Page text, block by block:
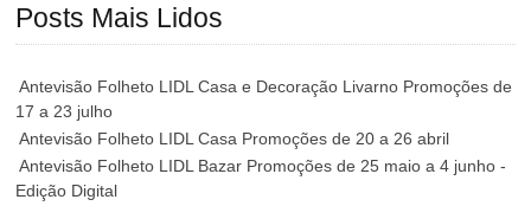
Posts Mais Lidos
Antevisão Folheto LIDL Casa e Decoração Livarno Promoções de
17 a 23 julho
Antevisão Folheto LIDL Casa Promoções de 20 a 26 abril
Antevisão Folheto LIDL Bazar Promoções de 25 maio a 4 junho -
Edição Digital